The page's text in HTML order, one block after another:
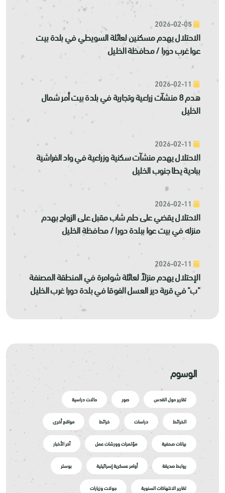
الاحتلال يهدم مسكنين لعائلة السويطي في بلدة بيت
عوا غرب دورا / محافظة الخليل
هدم 8 منشآت زراعية وتجارية في بلدة بيت أمر شمال
الخليل
الاحتلال يهدم منشآت سكنية وزراعية في واد الفراشية
ببادية يطا جنوب الخليل
الاحتلال يقضي على حلم شاب مقبل على الزواج بهدم
منزله في بيت عوا ببلدة دورا / محافظة الخليل
الإحتلال يهدم منزلاً لعائلة شوامرة في المنطقة المصنفة
"ب" في قرية دير العسل الفوقا في بلدة دورا غرب الخليل
الوسوم
تقارير حول القدس صور حالات دراسية
الخرائط دراسات خرائط مواقع أخرى
بيانات صحفية مؤتمرات وورشات عمل آخر الأخبار
روابط صديقة أوامر عسكرية إسرائيلية بوستر
تقارير الانتهاكات السنوية جولات وزيارات